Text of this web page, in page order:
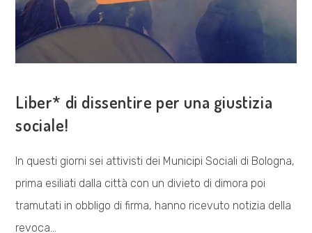
Liber* di dissentire per una giustizia
sociale!
In questi giorni sei attivisti dei Municipi Sociali di Bologna,
prima esiliati dalla città con un divieto di dimora poi
tramutati in obbligo di firma, hanno ricevuto notizia della
revoca…